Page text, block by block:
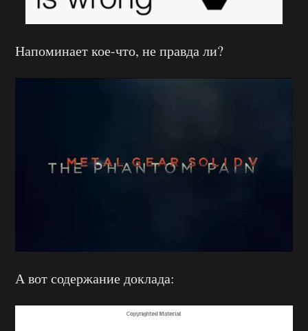
Напоминает кое-что, не правда ли?
А вот содержание доклада: